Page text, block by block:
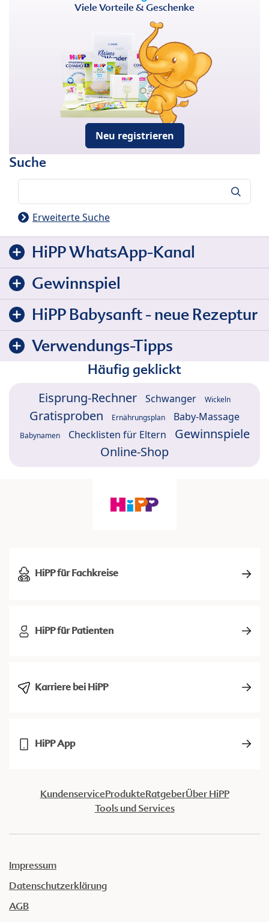
Viele Vorteile & Geschenke
Neu registrieren
Suche
Erweiterte Suche
HiPP WhatsApp-Kanal
Gewinnspiel
HiPP Babysanft - neue Rezeptur
Verwendungs-Tipps
Häufig geklickt
Eisprung-Rechner Schwanger Wickeln
Gratisproben Ernährungsplan Baby-Massage
Babynamen Checklisten für Eltern
Gewinnspiele
Online-Shop
HiPP für Fachkreise
HiPP für Patienten
Karriere bei HiPP
HiPP App
KundenserviceProdukteRatgeberÜber HiPP
Tools und Services
Impressum
Datenschutzerklärung
AGB